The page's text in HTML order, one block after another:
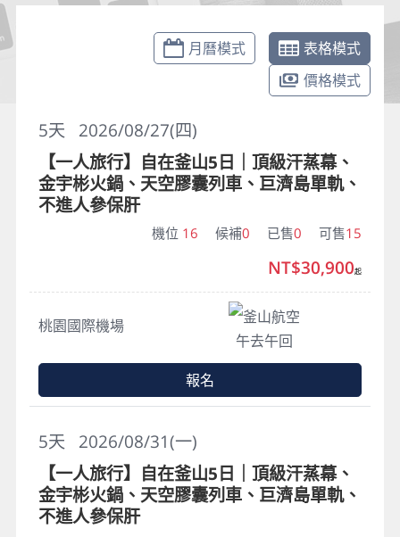
月曆模式
表格模式
價格模式
2026/08/27(四)
5天
【一人旅行】自在釜山5日｜頂級汗蒸幕、
金宇彬火鍋、天空膠囊列車、巨濟島單軌、
不進人參保肝
機位 16 候補0 已售0 可售15
桃園國際機場
釜山航空
午去午回
NT$30,900起
報名
2026/08/31(一)
5天
【一人旅行】自在釜山5日｜頂級汗蒸幕、
金宇彬火鍋、天空膠囊列車、巨濟島單軌、
不進人參保肝